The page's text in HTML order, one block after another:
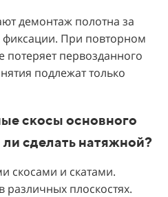
демонтаж полотна за
фиксации. При повторном
потеряет первозданного
подлежат только
скосы основного
сделать натяжной?
скосами и скатами.
различных плоскостях.